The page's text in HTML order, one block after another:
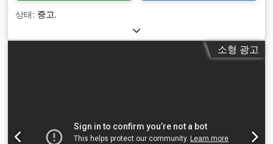
상태: 중고,
소형 광고